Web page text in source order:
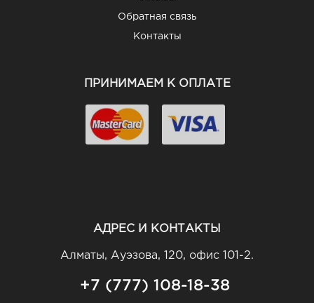
Обратная связь
Контакты
ПРИНИМАЕМ К ОПЛАТЕ
АДРЕС И КОНТАКТЫ
Алматы, Ауэзова, 120, офис 101-2.
+7 (777) 108-18-38